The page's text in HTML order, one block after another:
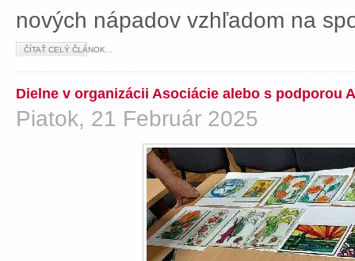
nových nápadov vzhľadom na
ČÍTAŤ CELÝ ČLÁNOK...
Dielne v organizácii Asociácie alebo s podporou
Piatok, 21 Február 2025